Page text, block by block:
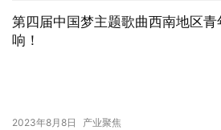
第四届中国梦主题歌曲西南地区
响！
2023年8月8日 产业聚焦